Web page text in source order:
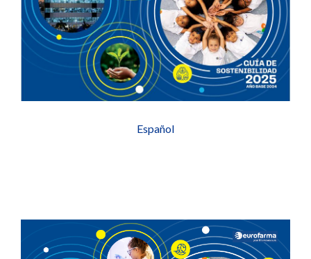
Español